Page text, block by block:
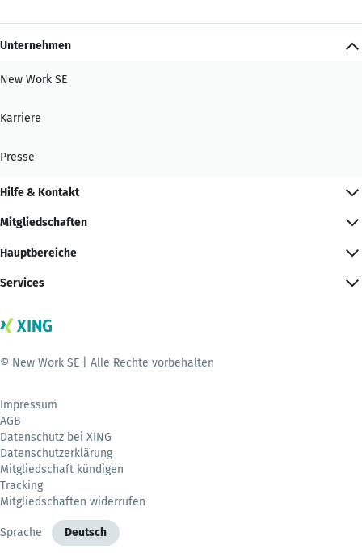
Unternehmen
New Work SE
Karriere
Presse
Hilfe & Kontakt
Mitgliedschaften
Hauptbereiche
Services
© New Work SE | Alle Rechte vorbehalten
Impressum
AGB
Datenschutz bei XING
Datenschutzerklärung
Mitgliedschaft kündigen
Tracking
Mitgliedschaften widerrufen
Sprache Deutsch